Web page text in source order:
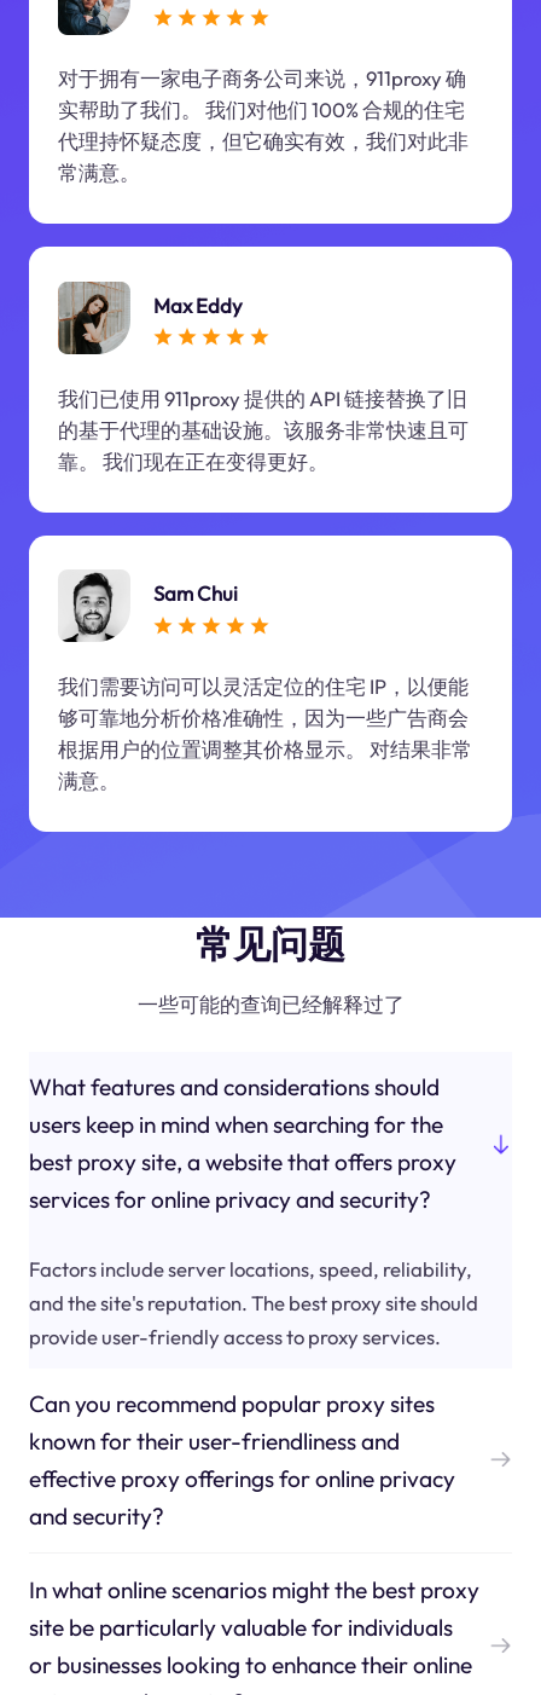
对于拥有一家电子商务公司来说，911proxy 确
实帮助了我们。 我们对他们 100% 合规的住宅
代理持怀疑态度，但它确实有效，我们对此非
常满意。
Max Eddy
我们已使用 911proxy 提供的 API 链接替换了旧
的基于代理的基础设施。该服务非常快速且可
靠。 我们现在正在变得更好。
Sam Chui
我们需要访问可以灵活定位的住宅 IP，以便能
够可靠地分析价格准确性，因为一些广告商会
根据用户的位置调整其价格显示。 对结果非常
满意。
常见问题
一些可能的查询已经解释过了
What features and considerations should
users keep in mind when searching for the
best proxy site, a website that offers proxy
services for online privacy and security?
Factors include server locations, speed, reliability,
and the site's reputation. The best proxy site should
provide user-friendly access to proxy services.
Can you recommend popular proxy sites
known for their user-friendliness and
effective proxy offerings for online privacy
and security?
In what online scenarios might the best proxy
site be particularly valuable for individuals
or businesses looking to enhance their online